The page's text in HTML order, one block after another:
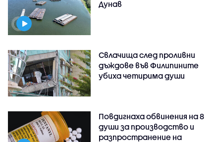
Дунав
Свлачища след проливни
дъждове във Филипините
убиха четирима души
Повдигнаха обвинения на 8
души за производство и
разпространение на